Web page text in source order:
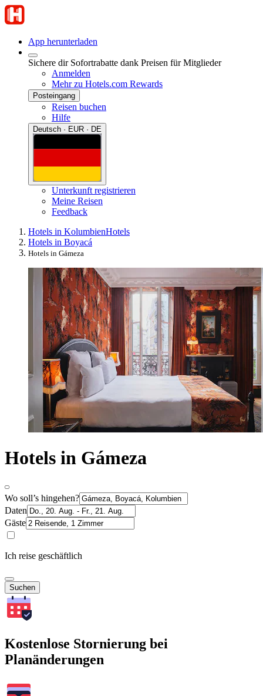
App herunterladen
Sichere dir Sofortrabatte dank Preisen für Mitglieder
Anmelden
Mehr zu Hotels.com Rewards
Posteingang
Reisen buchen
Hilfe
Deutsch · EUR · DE
Unterkunft registrieren
Meine Reisen
Feedback
Hotels in KolumbienHotels
Hotels in Boyacá
Hotels in Gámeza
Hotels in Gámeza
Wo soll’s hingehen?
Daten
Gäste
Ich reise geschäftlich
Suchen
Kostenlose Stornierung bei
Planänderungen